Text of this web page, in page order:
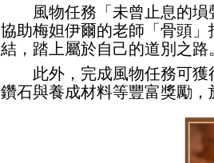
風物任務「未曾止息的塤
協助梅妲伊爾的老師「骨頭
結，踏上屬於自己的道別之路
此外，完成風物任務可獲
鑽石與養成材料等豐富獎勵，